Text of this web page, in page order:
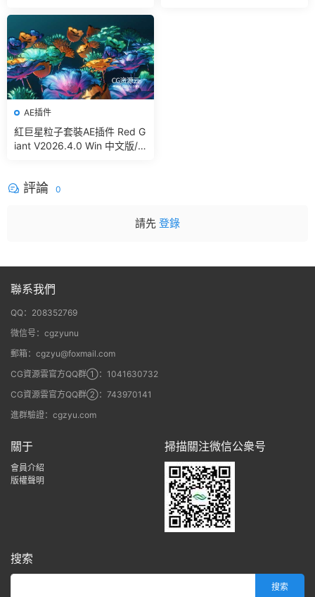
AE插件
紅巨星粒子套裝AE插件 Red G
iant V2026.4.0 Win 中文版/
評論 0
請先 登錄
聯系我們
QQ：208352769
微信号：cgzyunu
郵箱：cgzyu@foxmail.com
CG資源雲官方QQ群①：1041630732
CG資源雲官方QQ群②：743970141
進群驗證：cgzyu.com
關于
會員介紹
版權聲明
掃描關注微信公衆号
搜索